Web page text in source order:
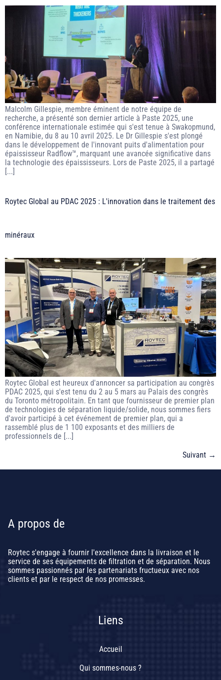
Malcolm Gillespie, membre éminent de notre équipe de
recherche, a présenté son dernier article à Paste 2025, une
conférence internationale estimée qui s'est tenue à Swakopmund,
en Namibie, du 8 au 10 avril 2025. Le Dr Gillespie s'est plongé
dans le développement de l'innovant puits d'alimentation pour
épaississeur Radflow™, marquant une avancée significative dans
la technologie des épaississeurs. Lors de Paste 2025, il a partagé
[...]
Roytec Global au PDAC 2025 : L'innovation dans le traitement des
minéraux
Roytec Global est heureux d'annoncer sa participation au congrès
PDAC 2025, qui s'est tenu du 2 au 5 mars au Palais des congrès
du Toronto métropolitain. En tant que fournisseur de premier plan
de technologies de séparation liquide/solide, nous sommes fiers
d'avoir participé à cet événement de premier plan, qui a
rassemblé plus de 1 100 exposants et des milliers de
professionnels de [...]
Suivant →
A propos de
Roytec s'engage à fournir l'excellence dans la livraison et le
service de ses équipements de filtration et de séparation. Nous
sommes passionnés par les partenariats fructueux avec nos
clients et par le respect de nos promesses.
Liens
Accueil
Qui sommes-nous ?